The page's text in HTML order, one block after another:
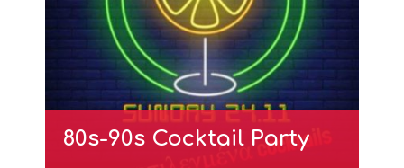
80s-90s Cocktail Party